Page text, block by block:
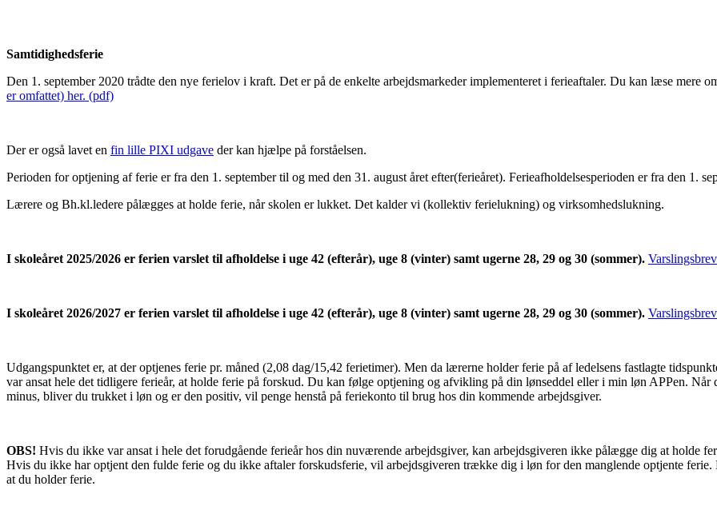
Samtidighedsferie
Den 1. september 2020 trådte den nye ferielov i kraft. Det er på de enkelte arbejdsmarkeder implementeret i ferieaftaler. Du kan læse mere
er omfattet) her. (pdf)
Der er også lavet en fin lille PIXI udgave der kan hjælpe på forståelsen.
Perioden for optjening af ferie er fra den 1. september til og med den 31. august året efter(ferieåret). Ferieafholdelsesperioden er fra den 1.
Lærere og Bh.kl.ledere pålægges at holde ferie, når skolen er lukket. Det kalder vi (kollektiv ferielukning) og virksomhedslukning.
I skoleåret 2025/2026 er ferien varslet til afholdelse i uge 42 (efterår), uge 8 (vinter) samt ugerne 28, 29 og 30 (sommer).
I skoleåret 2026/2027 er ferien varslet til afholdelse i uge 42 (efterår), uge 8 (vinter) samt ugerne 28, 29 og 30 (sommer).
Udgangspunktet er, at der optjenes ferie pr. måned (2,08 dag/15,42 ferietimer). Men da lærerne holder ferie på af ledelsens fastlagte
var ansat hele det tidligere ferieår, at holde ferie på forskud. Du kan følge optjening og afvikling på din lønseddel eller i min løn APPen.
minus, bliver du trukket i løn og er den positiv, vil penge henstå på feriekonto til brug hos din kommende arbejdsgiver.
OBS! Hvis du ikke var ansat i hele det forudgående ferieår hos din nuværende arbejdsgiver, kan arbejdsgiveren ikke pålægge dig at holde
Hvis du ikke har optjent den fulde ferie og du ikke aftaler forskudsferie, vil arbejdsgiveren trække dig i løn for den manglende optjente
at du holder ferie.